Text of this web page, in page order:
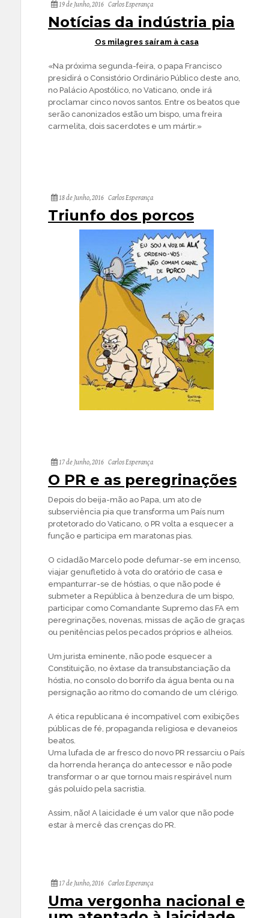
19 de Junho, 2016 Carlos Esperança
Notícias da indústria pia
Os milagres saíram à casa
«Na próxima segunda-feira, o papa Francisco
presidirá o Consistório Ordinário Público deste ano,
no Palácio Apostólico, no Vaticano, onde irá
proclamar cinco novos santos. Entre os beatos que
serão canonizados estão um bispo, uma freira
carmelita, dois sacerdotes e um mártir.»
18 de Junho, 2016 Carlos Esperança
Triunfo dos porcos
17 de Junho, 2016 Carlos Esperança
O PR e as peregrinações
Depois do beija-mão ao Papa, um ato de
subserviência pia que transforma um País num
protetorado do Vaticano, o PR volta a esquecer a
função e participa em maratonas pias.
O cidadão Marcelo pode defumar-se em incenso,
viajar genufletido à vota do oratório de casa e
empanturrar-se de hóstias, o que não pode é
submeter a República à benzedura de um bispo,
participar como Comandante Supremo das FA em
peregrinações, novenas, missas de ação de graças
ou penitências pelos pecados próprios e alheios.
Um jurista eminente, não pode esquecer a
Constituição, no êxtase da transubstanciação da
hóstia, no consolo do borrifo da água benta ou na
persignação ao ritmo do comando de um clérigo.
A ética republicana é incompatível com exibições
públicas de fé, propaganda religiosa e devaneios
beatos.
Uma lufada de ar fresco do novo PR ressarciu o País
da horrenda herança do antecessor e não pode
transformar o ar que tornou mais respirável num
gás poluído pela sacristia.
Assim, não! A laicidade é um valor que não pode
estar à mercê das crenças do PR.
17 de Junho, 2016 Carlos Esperança
Uma vergonha nacional e